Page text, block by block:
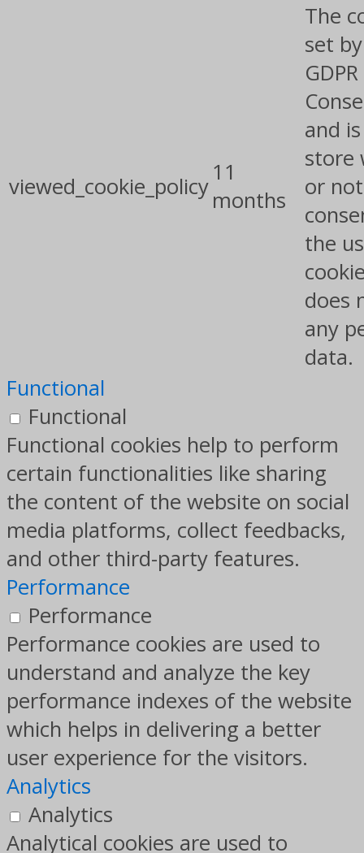
viewed_cookie_policy
11
months
The
set
and
store
or
the
does
any
data.
Functional
Functional
Functional cookies help to perform
certain functionalities like sharing
the content of the website on social
media platforms, collect feedbacks,
and other third-party features.
Performance
Performance
Performance cookies are used to
understand and analyze the key
performance indexes of the website
which helps in delivering a better
user experience for the visitors.
Analytics
Analytics
Analytical cookies are used to